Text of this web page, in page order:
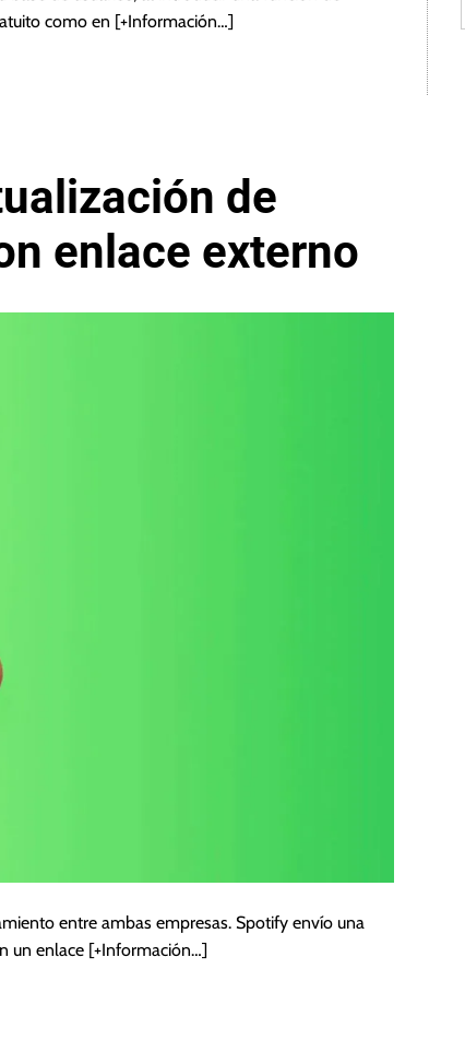
como en [+Información…]
de
enlace externo
entre ambas empresas. Spotify envío una
un enlace [+Información…]